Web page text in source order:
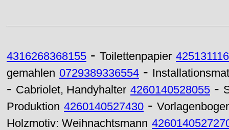
4316268368155 - Toilettenpapier
gemahlen 0729389336554 -
- Cabriolet, Handyhalter 4260140528055 -
Produktion 4260140527430 -
Holzmotiv: Weihnachtsmann